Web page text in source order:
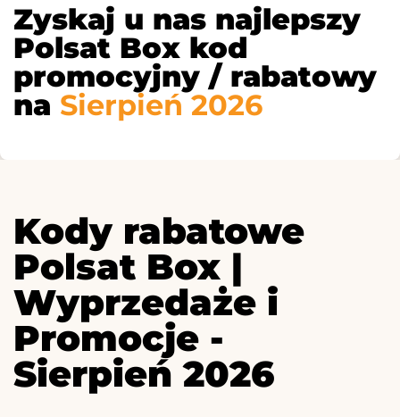
Zyskaj u nas najlepszy
Polsat Box kod
promocyjny / rabatowy
na Sierpień 2026
Kody rabatowe
Polsat Box |
Wyprzedaże i
Promocje -
Sierpień 2026